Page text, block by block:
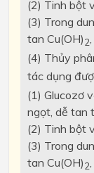
(2) Tinh bột
(3) Trong
tan Cu(OH)2
(4) Thủy
tác dụng
(1) Glucozơ
ngọt, dễ tan
(2) Tinh bột
(3) Trong
tan Cu(OH)2